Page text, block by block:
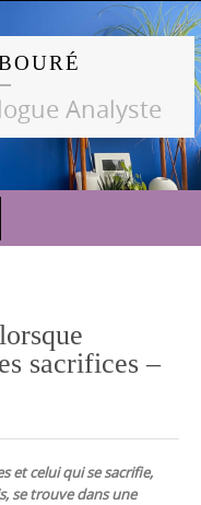
Analyste
sacrifices –
et celui qui se sacrifie,
se trouve dans une